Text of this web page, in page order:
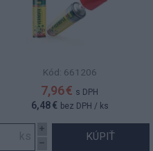
Kód: 661206
7,96 € s DPH
6,48 € bez DPH / ks
KÚPIŤ